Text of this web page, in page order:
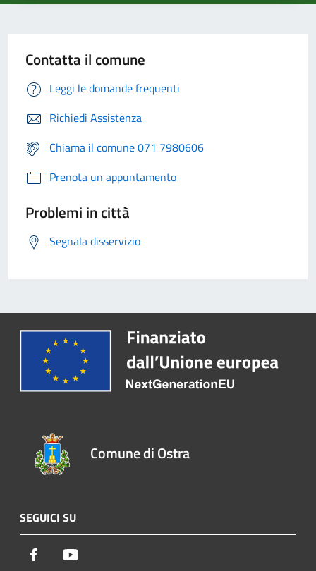
Contatta il comune
Leggi le domande frequenti
Richiedi Assistenza
Chiama il comune 071 7980606
Prenota un appuntamento
Problemi in città
Segnala disservizio
Comune di Ostra
SEGUICI SU
Facebook